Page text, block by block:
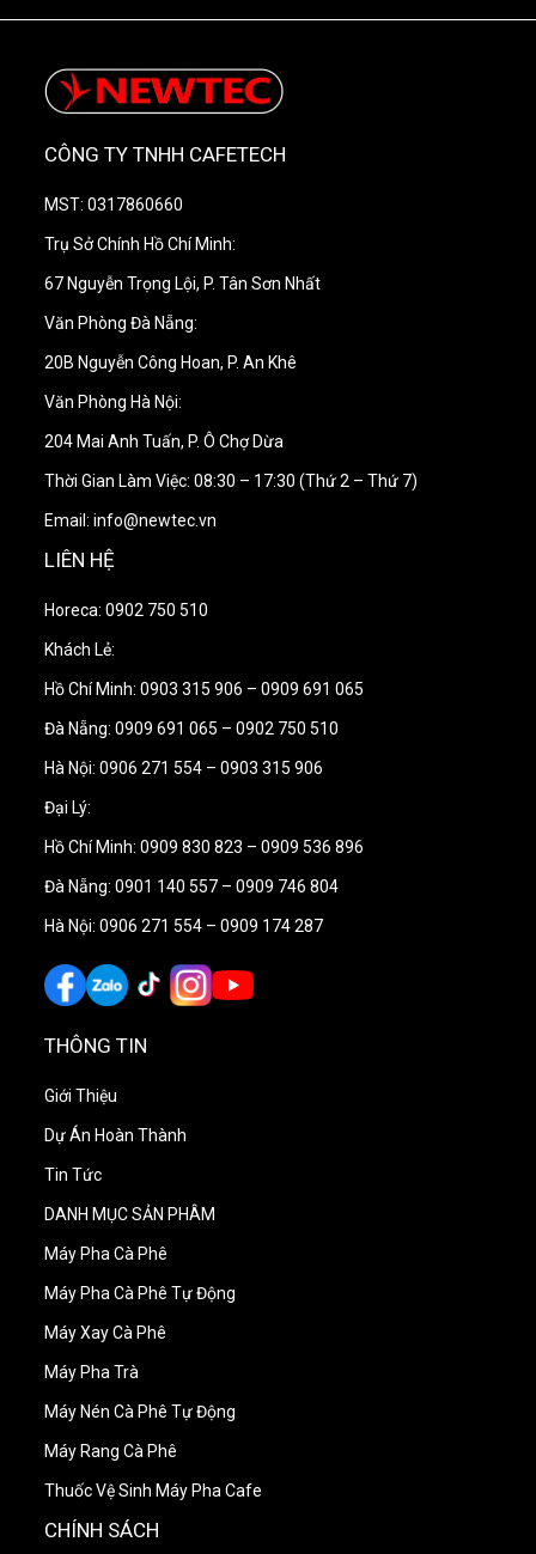
CÔNG TY TNHH CAFETECH
MST: 0317860660
Trụ Sở Chính Hồ Chí Minh:
67 Nguyễn Trọng Lội, P. Tân Sơn Nhất
Văn Phòng Đà Nẵng:
20B Nguyễn Công Hoan, P. An Khê
Văn Phòng Hà Nội:
204 Mai Anh Tuấn, P. Ô Chợ Dừa
Thời Gian Làm Việc: 08:30 – 17:30 (Thứ 2 – Thứ 7)
Email: info@newtec.vn
LIÊN HỆ
Horeca: 0902 750 510
Khách Lẻ:
Hồ Chí Minh: 0903 315 906 – 0909 691 065
Đà Nẵng: 0909 691 065 – 0902 750 510
Hà Nội: 0906 271 554 – 0903 315 906
Đại Lý:
Hồ Chí Minh: 0909 830 823 – 0909 536 896
Đà Nẵng: 0901 140 557 – 0909 746 804
Hà Nội: 0906 271 554 – 0909 174 287
THÔNG TIN
Giới Thiệu
Dự Án Hoàn Thành
Tin Tức
DANH MỤC SẢN PHÂM
Máy Pha Cà Phê
Máy Pha Cà Phê Tự Động
Máy Xay Cà Phê
Máy Pha Trà
Máy Nén Cà Phê Tự Động
Máy Rang Cà Phê
Thuốc Vệ Sinh Máy Pha Cafe
CHÍNH SÁCH